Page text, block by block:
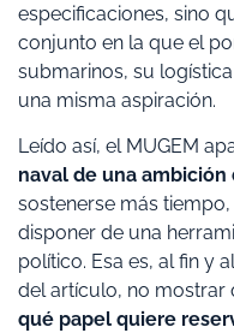
especificaciones, sino
conjunto en la que el
submarinos, su
una misma aspiración.
Leído así, el MUGEM
naval de una ambición
sostenerse más
disponer de una
político. Esa es, al fin y
del artículo, no mostrar
qué papel quiere